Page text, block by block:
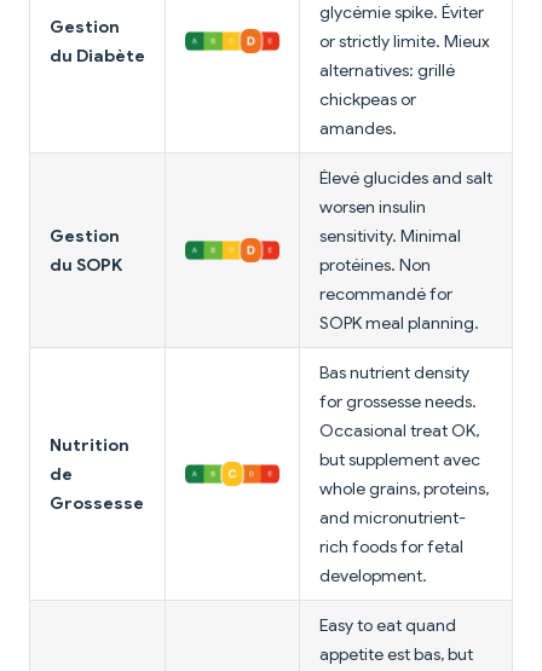
Gestion
du Diabète
glycémie spike. Éviter
or strictly limite. Mieux
alternatives: grillé
chickpeas or
amandes.
Gestion
du SOPK
Élevé glucides and salt
worsen insulin
sensitivity. Minimal
protéines. Non
recommandé for
SOPK meal planning.
Nutrition
de
Grossesse
Bas nutrient density
for grossesse needs.
Occasional treat OK,
but supplement avec
whole grains, proteins,
and micronutrient-
rich foods for fetal
development.
Easy to eat quand
appetite est bas, but